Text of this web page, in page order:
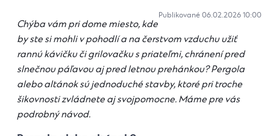
Publikované 06.02.2026 10:00
Chýba vám pri dome miesto, kde
by ste si mohli v pohodlí a na čerstvom vzduchu užiť
rannú kávičku či grilovačku s priateľmi, chránení pred
slnečnou páľavou aj pred letnou prehánkou? Pergola
alebo altánok sú jednoduché stavby, ktoré pri troche
šikovnosti zvládnete aj svojpomocne. Máme pre vás
podrobný návod.